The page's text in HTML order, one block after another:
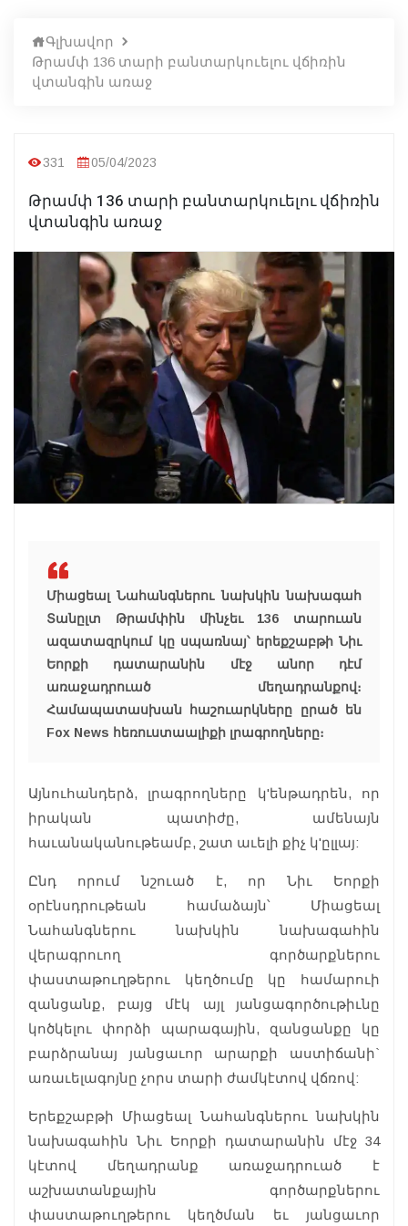
Գլխավոր
Թրամփ 136 տարի բանտարկուելու վճիռին
վտանգին առաջ
331 05/04/2023
Թրամփ 136 տարի բանտարկուելու վճիռին
վտանգին առաջ
Միացեալ Նահանգներու նախկին նախագահ
Տանըլտ Թրամփին մինչեւ 136 տարուան
ազատազրկում կը սպառնայ՝ երեքշաբթի Նիւ
Եորքի դատարանին մէջ անոր դէմ
առաջադրուած մեղադրանքով։
Համապատասխան հաշուարկները ըրած են
Fox News հեռուստաալիքի լրագրողները։
Այնուհանդերձ, լրագրողները կ'ենթադրեն, որ
իրական պատիժը, ամենայն
հաւանականութեամբ, շատ աւելի քիչ կ'ըլլայ:
Ընդ որում նշուած է, որ Նիւ Եորքի
օրէնսդրութեան համաձայն՝ Միացեալ
Նահանգներու նախկին նախագահին
վերագրուող գործարքներու
փաստաթուղթերու կեղծումը կը համարուի
զանցանք, բայց մէկ այլ յանցագործութիւնը
կոծկելու փորձի պարագային, զանցանքը կը
բարձրանայ յանցաւոր արարքի աստիճանի`
առաւելագոյնը չորս տարի ժամկէտով վճռով:
Երեքշաբթի Միացեալ Նահանգներու նախկին
նախագահին Նիւ Եորքի դատարանին մէջ 34
կէտով մեղադրանք առաջադրուած է
աշխատանքային գործարքներու
փաստաթուղթերու կեղծման եւ յանցաւոր